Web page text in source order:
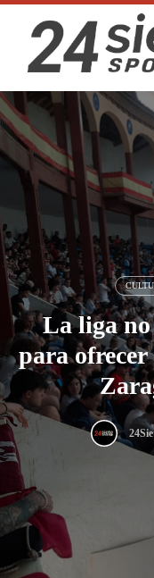
La liga no
para ofrecer